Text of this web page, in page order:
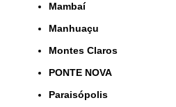
Mambaí
Manhuaçu
Montes Claros
PONTE NOVA
Paraisópolis